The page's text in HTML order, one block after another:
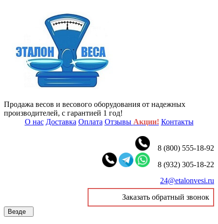
Продажа весов и весового оборудования от надежных
производителей, с гарантией 1 год!
О нас Доставка Оплата Отзывы Акции! Контакты
8 (800) 555-18-92
8 (932) 305-18-22
24@etalonvesi.ru
Заказать обратный звонок
Везде